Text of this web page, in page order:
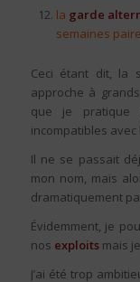
la garde
semaines
Ceci étant dit, la
approche à
que je pratique
incompatibles avec
Il ne se passait
mon nom, mais
dramatiquement
Évidemment, je
nos exploits mais
J’ai été trop